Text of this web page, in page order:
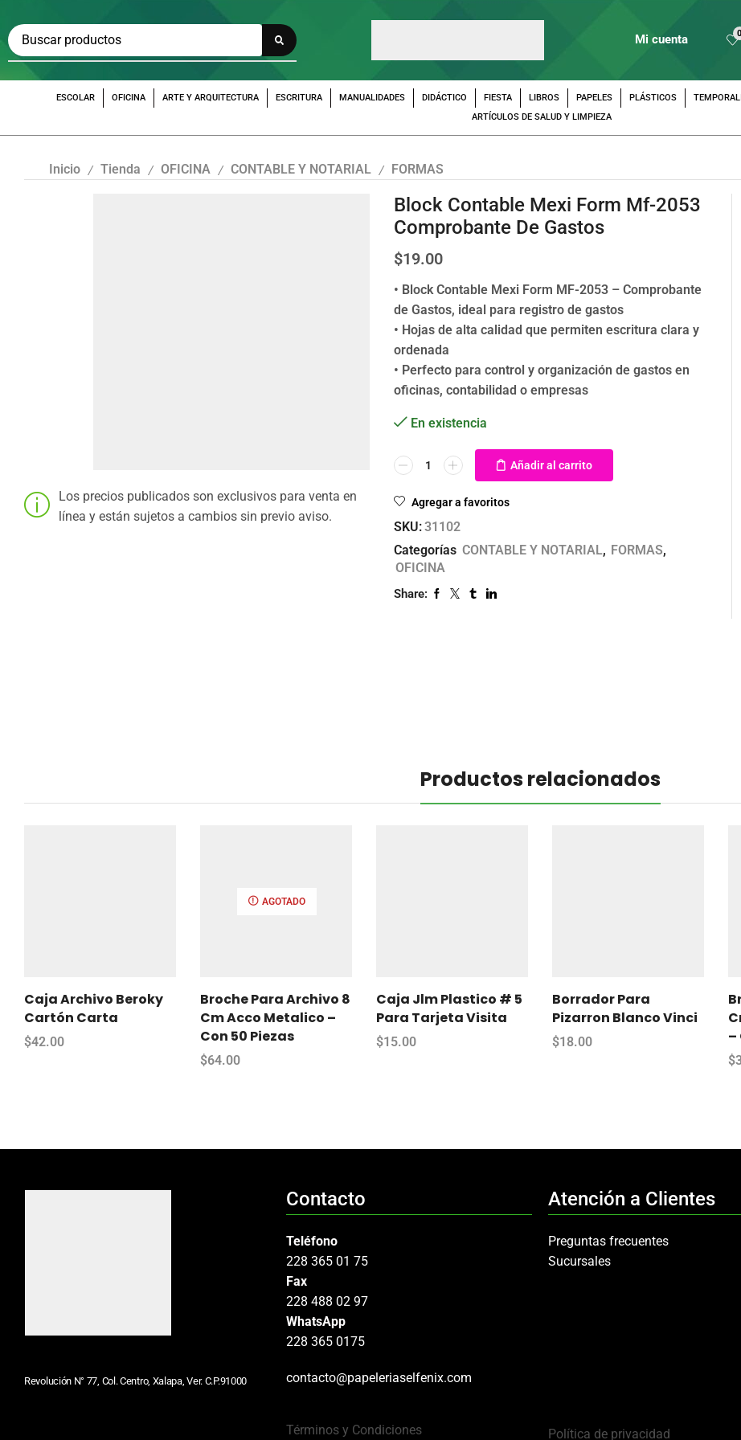
Mi cuenta 0
ESCOLAR OFICINA ARTE Y ARQUITECTURA ESCRITURA MANUALIDADES DIDÁCTICO FIESTA LIBROS PAPELES PLÁSTICOS
ARTÍCULOS DE SALUD Y LIMPIEZA
Inicio / Tienda / OFICINA / CONTABLE Y NOTARIAL / FORMAS
Los precios publicados son exclusivos para venta en
línea y están sujetos a cambios sin previo aviso.
Block Contable Mexi Form Mf-2053
Comprobante De Gastos
$19.00
• Block Contable Mexi Form MF-2053 – Comprobante
de Gastos, ideal para registro de gastos
• Hojas de alta calidad que permiten escritura clara y
ordenada
• Perfecto para control y organización de gastos en
oficinas, contabilidad o empresas
En existencia
Añadir al carrito
Agregar a favoritos
SKU:31102
Categorías CONTABLE Y NOTARIAL, FORMAS,
OFICINA
Share:
Productos relacionados
Caja Archivo Beroky
Cartón Carta
$42.00
AGOTADO
Broche Para Archivo 8
Cm Acco Metalico –
Con 50 Piezas
$64.00
Caja Jlm Plastico # 5
Para Tarjeta Visita
$15.00
Borrador Para
Pizarron Blanco Vinci
$18.00
–
$
Revolución N° 77, Col. Centro, Xalapa, Ver. C.P.91000
Contacto
Teléfono
228 365 01 75
Fax
228 488 02 97
WhatsApp
228 365 0175
contacto@papeleriaselfenix.com
Términos y Condiciones
Atención a Clientes
Preguntas frecuentes
Sucursales
Política de privacidad